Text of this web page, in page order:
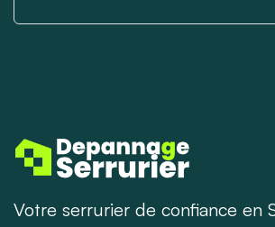
Votre serrurier de confiance en